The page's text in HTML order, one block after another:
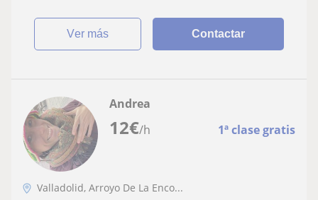
ver más Contactar
12€/h 1ª clase gratis
Andrea
Valladolid, Arroyo De La Enco...